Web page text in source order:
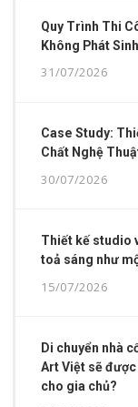
Quy Trình Thi
Không Phát
31/07/2026
Case Study:
Chất Nghệ
30/07/2026
Thiết kế studio
toả sáng như
15/07/2026
Di chuyển nhà
Art Việt sẽ
cho gia chủ?